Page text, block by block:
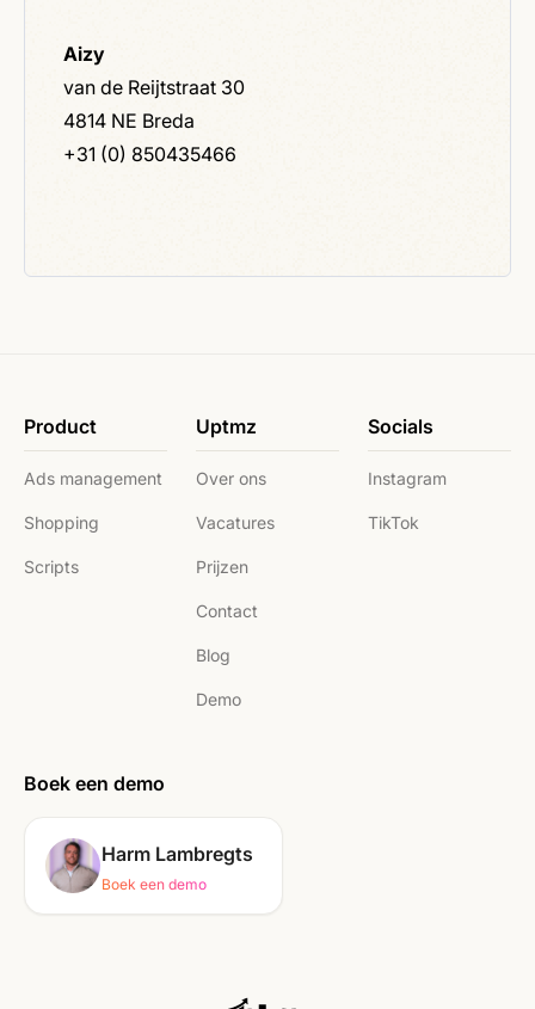
Aizy
van de Reijtstraat 30
4814 NE Breda
+31 (0) 850435466
Product
Ads management
Shopping
Scripts
Uptmz
Over ons
Vacatures
Prijzen
Contact
Blog
Demo
Socials
Instagram
TikTok
Boek een demo
Harm Lambregts
Boek een demo